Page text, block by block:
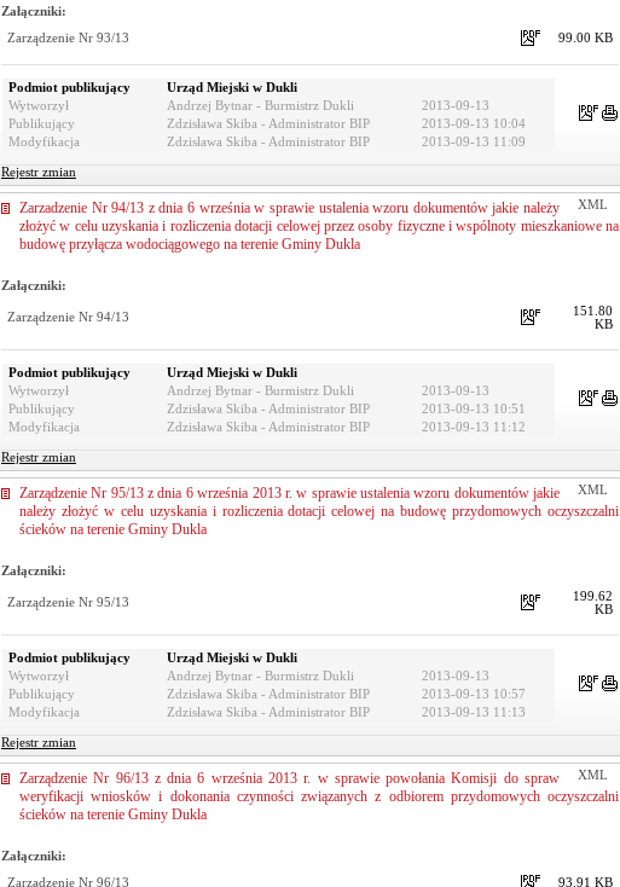
Załączniki:
Zarządzenie Nr 93/13 99.00 KB
Podmiot publikujący
Urząd Miejski w Dukli
Wytworzył
Andrzej Bytnar - Burmistrz Dukli
2013-09-13
Publikujący
Zdzisława Skiba - Administrator BIP
2013-09-13 10:04
Modyfikacja
Zdzisława Skiba - Administrator BIP 2013-09-13 11:09
Rejestr zmian
XML
Zarzadzenie Nr 94/13 z dnia 6 września w sprawie ustalenia wzoru dokumentów jakie należy
złożyć w celu uzyskania i rozliczenia dotacji celowej przez osoby fizyczne i wspólnoty mieszkaniowe na
budowę przyłącza wodociągowego na terenie Gminy Dukla
Załączniki:
Zarządzenie Nr 94/13
151.80
KB
Podmiot publikujący
Urząd Miejski w Dukli
Wytworzył
Andrzej Bytnar - Burmistrz Dukli
2013-09-13
Publikujący
Zdzisława Skiba - Administrator BIP
2013-09-13 10:51
Modyfikacja
Zdzisława Skiba - Administrator BIP 2013-09-13 11:12
Rejestr zmian
XML
Zarządzenie Nr 95/13 z dnia 6 września 2013 r. w sprawie ustalenia wzoru dokumentów jakie
należy złożyć w celu uzyskania i rozliczenia dotacji celowej na budowę przydomowych oczyszczalni
ścieków na terenie Gminy Dukla
Załączniki:
Zarządzenie Nr 95/13
199.62
KB
Podmiot publikujący
Urząd Miejski w Dukli
Wytworzył
Andrzej Bytnar - Burmistrz Dukli
2013-09-13
Publikujący
Zdzisława Skiba - Administrator BIP
2013-09-13 10:57
Modyfikacja
Zdzisława Skiba - Administrator BIP 2013-09-13 11:13
Rejestr zmian
XML
Zarządzenie Nr 96/13 z dnia 6 września 2013 r. w sprawie powołania Komisji do spraw
weryfikacji wniosków i dokonania czynności związanych z odbiorem przydomowych oczyszczalni
ścieków na terenie Gminy Dukla
Załączniki:
Zarządzenie Nr 96/13 93.91 KB